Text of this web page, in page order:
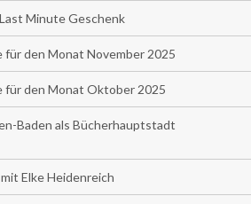
Minute Geschenk
den Monat November 2025
den Monat Oktober 2025
Baden als Bücherhauptstadt
Elke Heidenreich